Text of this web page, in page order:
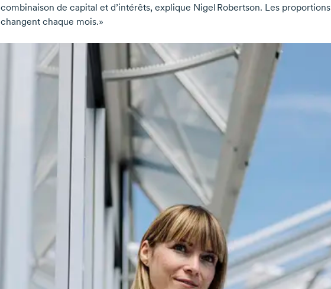
combinaison de capital et d’intérêts, explique Nigel Robertson. Les proportions
changent chaque mois.»